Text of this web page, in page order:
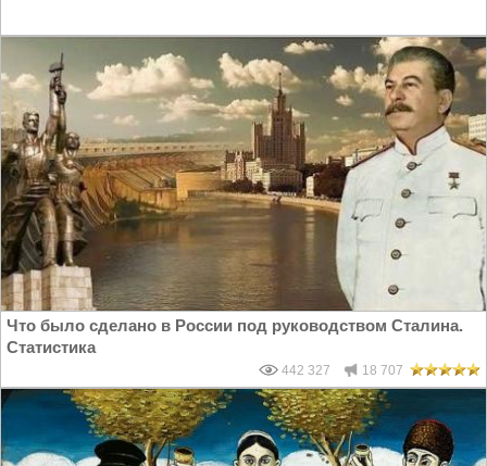
Что было сделано в России под руководством Сталина.
Статистика
442 327 18 707